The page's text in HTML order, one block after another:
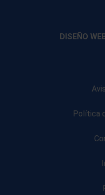
DISEÑO
Política